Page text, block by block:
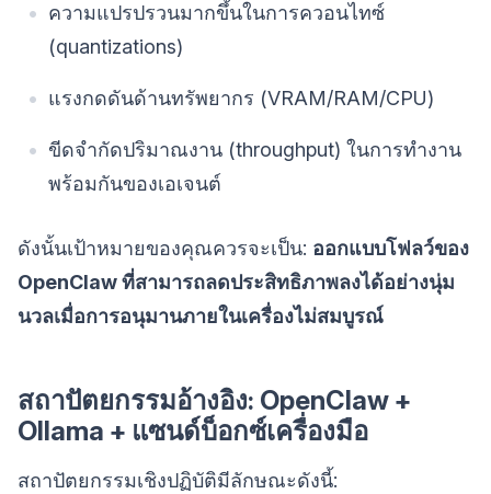
ความแปรปรวนมากขึ้นในการควอนไทซ์
(quantizations)
แรงกดดันด้านทรัพยากร (VRAM/RAM/CPU)
ขีดจำกัดปริมาณงาน (throughput) ในการทำงาน
พร้อมกันของเอเจนต์
ดังนั้นเป้าหมายของคุณควรจะเป็น: ออกแบบโฟลว์ของ
OpenClaw ที่สามารถลดประสิทธิภาพลงได้อย่างนุ่ม
นวลเมื่อการอนุมานภายในเครื่องไม่สมบูรณ์
สถาปัตยกรรมอ้างอิง: OpenClaw +
Ollama + แซนด์บ็อกซ์เครื่องมือ
สถาปัตยกรรมเชิงปฏิบัติมีลักษณะดังนี้: